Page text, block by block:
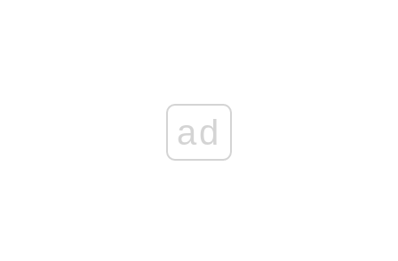
ad